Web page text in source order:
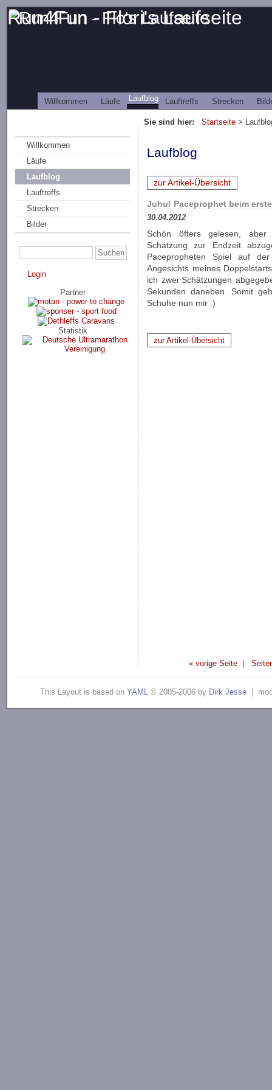
Run4Fun - Flori's Laufseite
Willkommen Läufe Laufblog Lauftreffs Strecken
Sie sind hier:Startseite >
Willkommen
Läufe
Laufblog
Lauftreffs
Strecken
Bilder
Login
Partner
Statistik
Laufblog
zur Artikel-Übersicht
Juhu! Paceprophet beim
30.04.2012
Schön öfters gelesen,
Schätzung zur Endzeit
Pacepropheten Spiel auf der
Angesichts meines
ich zwei Schätzungen
Sekunden daneben. Somit
Schuhe nun mir :)
zur Artikel-Übersicht
« vorige Seite |
This Layout is based on YAML © 2005-2006 by Dirk Jesse |